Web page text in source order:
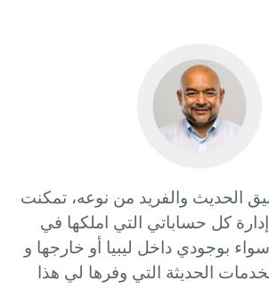
الحديث والفريد من نوعه، تمكنت
كل حساباتي التي املكها في
بوجودي داخل ليبيا أو خارجها و
الحديثة التي وفرها لي هذا